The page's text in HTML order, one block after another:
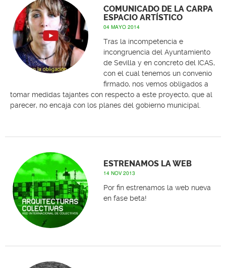
COMUNICADO DE LA CARPA
ESPACIO ARTÍSTICO
04 MAYO 2014
Tras la incompetencia e
incongruencia del Ayuntamiento
de Sevilla y en concreto del ICAS,
con el cual tenemos un convenio
firmado, nos vemos obligados a
tomar medidas tajantes con respecto a este proyecto, que al
parecer, no encaja con los planes del gobierno municipal.
ESTRENAMOS LA WEB
14 NOV 2013
Por fin estrenamos la web nueva
en fase beta!